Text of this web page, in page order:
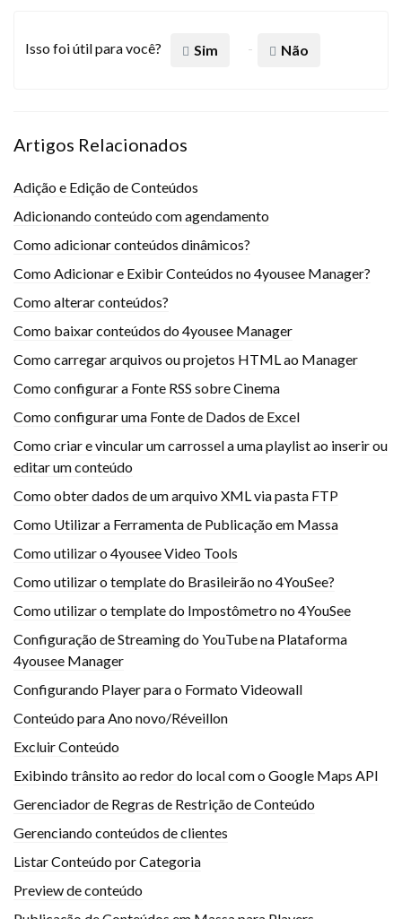
Isso foi útil para você? Sim Não
Artigos Relacionados
Adição e Edição de Conteúdos
Adicionando conteúdo com agendamento
Como adicionar conteúdos dinâmicos?
Como Adicionar e Exibir Conteúdos no 4yousee Manager?
Como alterar conteúdos?
Como baixar conteúdos do 4yousee Manager
Como carregar arquivos ou projetos HTML ao Manager
Como configurar a Fonte RSS sobre Cinema
Como configurar uma Fonte de Dados de Excel
Como criar e vincular um carrossel a uma playlist ao inserir ou
editar um conteúdo
Como obter dados de um arquivo XML via pasta FTP
Como Utilizar a Ferramenta de Publicação em Massa
Como utilizar o 4yousee Video Tools
Como utilizar o template do Brasileirão no 4YouSee?
Como utilizar o template do Impostômetro no 4YouSee
Configuração de Streaming do YouTube na Plataforma
4yousee Manager
Configurando Player para o Formato Videowall
Conteúdo para Ano novo/Réveillon
Excluir Conteúdo
Exibindo trânsito ao redor do local com o Google Maps API
Gerenciador de Regras de Restrição de Conteúdo
Gerenciando conteúdos de clientes
Listar Conteúdo por Categoria
Preview de conteúdo